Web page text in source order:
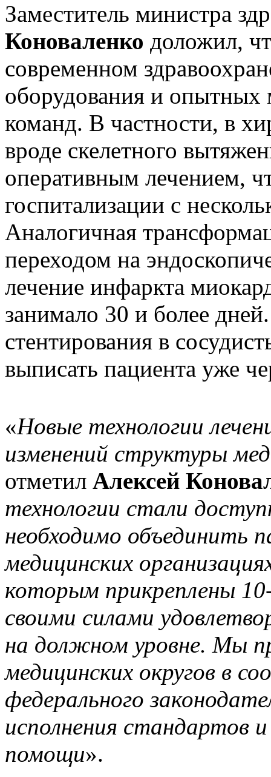
Заместитель министра
Коноваленко доложил,
современном
оборудования и
команд. В частности, в
вроде скелетного
оперативным лечением,
госпитализации с
Аналогичная
переходом на
лечение инфаркта
занимало 30 и более
стентирования в
выписать пациента уже
«Новые технологии
изменений структуры
отметил Алексей
технологии стали
необходимо объединить
медицинских
которым прикреплены
своими силами
на должном уровне. Мы
медицинских округов в
федерального
исполнения стандартов
помощи».